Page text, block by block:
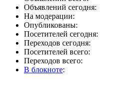
Объявлений сегодня:
На модерации:
Опубликованы:
Посетителей сегодня:
Переходов сегодня:
Посетителей всего:
Переходов всего:
В блокноте: